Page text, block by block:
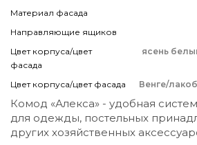
Материал фасада
Направляющие ящиков
Цвет корпуса/цвет
фасада
ясень
Цвет корпуса/цвет фасада
Венге/
Комод «Алекса» - удобная
для одежды, постельных
других хозяйственных